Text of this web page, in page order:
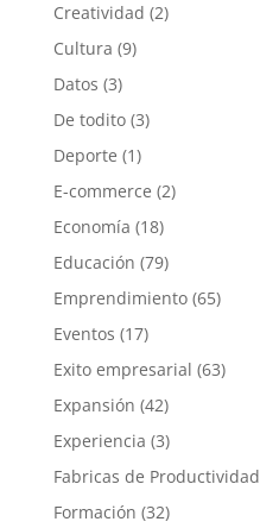
Creatividad (2)
Cultura (9)
Datos (3)
De todito(3)
Deporte (1)
E-commerce (2)
Economía (18)
Educación (79)
Emprendimiento(65)
Eventos (17)
Exito empresarial (63)
Expansión (42)
Experiencia (3)
Fabricas de Productividad
Formación (32)